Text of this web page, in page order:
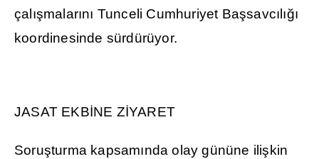
çal ışmalarını Tunceli Cumhuriyet Başsavcı ığı
koordinesinde sürdürüyor.
JASAT EKBİNE ZİYARET
Soruşturma kapsamında olay gününe iliş kin